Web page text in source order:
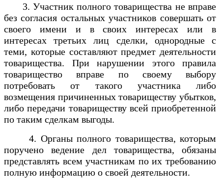
3. Участник полного товарищества не вправе
без согласия остальных участников совершать от
своего имени и в своих интересах или в
интересах третьих лиц сделки, однородные с
теми, которые составляют предмет деятельности
товарищества. При нарушении этого правила
товарищество вправе по своему выбору
потребовать от такого участника либо
возмещения причиненных товариществу убытков,
либо передачи товариществу всей приобретенной
по таким сделкам выгоды.
4. Органы полного товарищества, которым
поручено ведение дел товарищества, обязаны
представлять всем участникам по их требованию
полную информацию о своей деятельности.